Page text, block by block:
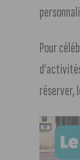
Pour
réserver,